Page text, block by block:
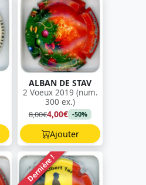
ALBAN DE STAV
2 Voeux 2019 (num.
300 ex.)
8,00€4,00€ -50%
Ajouter
Dernière !